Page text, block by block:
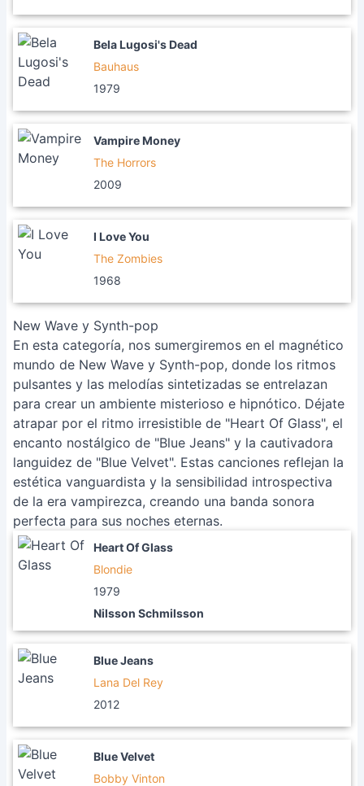
Bela Lugosi's Dead
Bauhaus
1979
Vampire Money
The Horrors
2009
I Love You
The Zombies
1968
New Wave y Synth-pop
En esta categoría, nos sumergiremos en el magnético
mundo de New Wave y Synth-pop, donde los ritmos
pulsantes y las melodías sintetizadas se entrelazan
para crear un ambiente misterioso e hipnótico. Déjate
atrapar por el ritmo irresistible de "Heart Of Glass", el
encanto nostálgico de "Blue Jeans" y la cautivadora
languidez de "Blue Velvet". Estas canciones reflejan la
estética vanguardista y la sensibilidad introspectiva
de la era vampirezca, creando una banda sonora
perfecta para sus noches eternas.
Heart Of Glass
Blondie
1979
Nilsson Schmilsson
Blue Jeans
Lana Del Rey
2012
Blue Velvet
Bobby Vinton